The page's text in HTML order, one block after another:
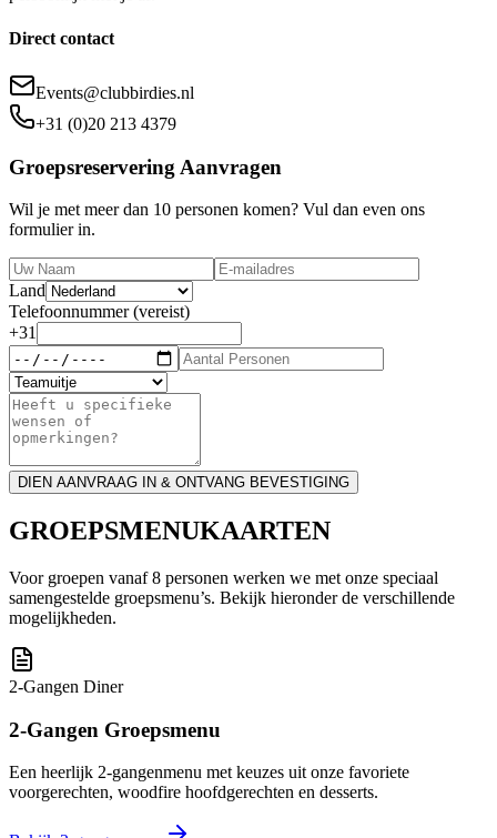
Direct contact
Events@clubbirdies.nl
+31 (0)20 213 4379
Groepsreservering Aanvragen
Wil je met meer dan 10 personen komen? Vul dan even ons
formulier in.
Land
Telefoonnummer (vereist)
+31
DIEN AANVRAAG IN & ONTVANG BEVESTIGING
GROEPSMENUKAARTEN
Voor groepen vanaf 8 personen werken we met onze speciaal
samengestelde groepsmenu’s. Bekijk hieronder de verschillende
mogelijkheden.
2-Gangen Diner
2-Gangen Groepsmenu
Een heerlijk 2-gangenmenu met keuzes uit onze favoriete
voorgerechten, woodfire hoofdgerechten en desserts.